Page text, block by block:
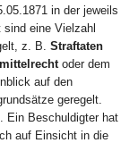
in der jeweils
sind eine Vielzahl
z. B. Straftaten
oder dem
auf den
geregelt.
Ein Beschuldigter hat
auf Einsicht in die